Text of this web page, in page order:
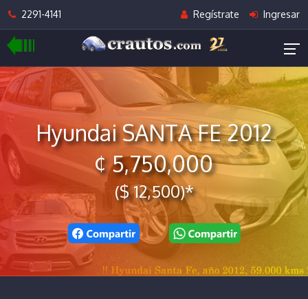
2291-4141 Regístrate Ingresar
Hyundai SANTA FE 2012
¢ 5,750,000
($ 12,500)*